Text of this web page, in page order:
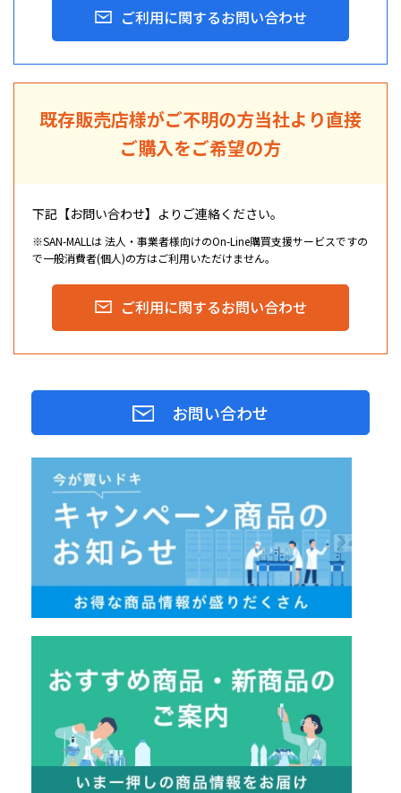
ご利用に関するお問い合わせ
既存販売店様がご不明の方当社より直接
ご購入をご希望の方
下記【お問い合わせ】よりご連絡ください。
※SAN-MALLは 法人・事業者様向けのOn-Line購買支援サービスですの
で一般消費者(個人)の方はご利用いただけません。
ご利用に関するお問い合わせ
お問い合わせ